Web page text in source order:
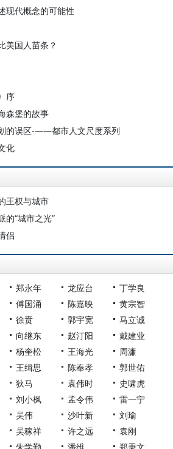
现代概念的可能性
美国人苗条？
序
森堡的故事
的误区-——都市人文尺度系列
化
王权与城市
的“城市之光”
侣
郑永年 龙应台
丁学良
傅国涌 陈嘉映
黄宗智
徐贲 郭宇宽
马立诚
向继东 赵汀阳
戴建业
杨奎松 王海光
周濂
王缉思 陈奉孝
郭世佑
狄马 袁伟时
史啸虎
刘小枫 孟令伟
雷一宁
吴伟 沙叶新
刘瑜
吴稼祥 许之远
袁刚